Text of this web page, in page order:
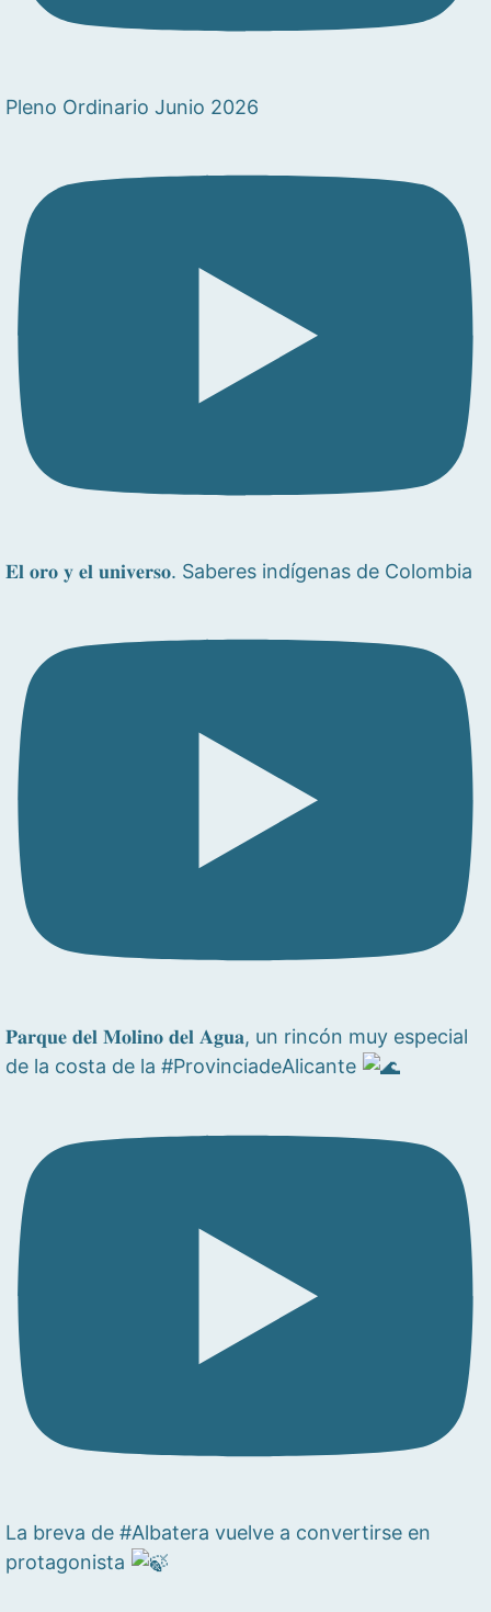
Pleno Ordinario Junio 2026
𝐄𝐥 𝐨𝐫𝐨 𝐲 𝐞𝐥 𝐮𝐧𝐢𝐯𝐞𝐫𝐬𝐨. Saberes indígenas de Colombia
𝐏𝐚𝐫𝐪𝐮𝐞 𝐝𝐞𝐥 𝐌𝐨𝐥𝐢𝐧𝐨 𝐝𝐞𝐥 𝐀𝐠𝐮𝐚, un rincón muy especial
de la costa de la #ProvinciadeAlicante
La breva de #Albatera vuelve a convertirse en
protagonista